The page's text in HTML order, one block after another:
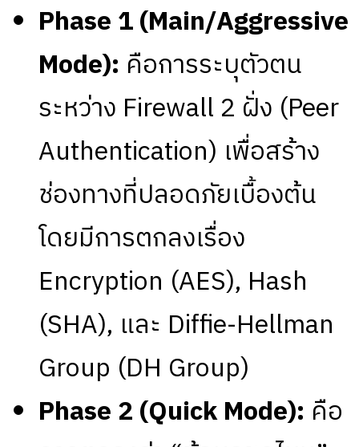
Phase 1 (Main/Aggressive
Mode): คือการระบุตัวตน
ระหว่าง Firewall 2 ฝั่ง (Peer
Authentication) เพื่อสร้าง
ช่องทางที่ปลอดภัยเบื้องต้น
โดยมีการตกลงเรื่อง
Encryption (AES), Hash
(SHA), และ Diffie-Hellman
Group (DH Group)
Phase 2 (Quick Mode): คือ